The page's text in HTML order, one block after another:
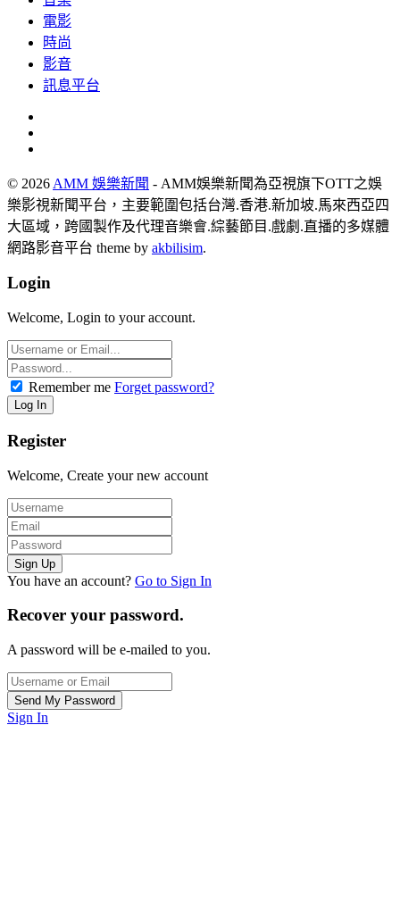
電影
時尚
影音
訊息平台
© 2026 AMM 娛樂新聞 - AMM娛樂新聞為亞視旗下OTT之娛
樂影視新聞平台，主要範圍包括台灣.香港.新加坡.馬來西亞四
大區域，跨國製作及代理音樂會.綜藝節目.戲劇.直播的多媒體
網路影音平台 theme by akbilisim.
Login
Welcome, Login to your account.
Remember me Forget password?
Register
Welcome, Create your new account
You have an account? Go to Sign In
Recover your password.
A password will be e-mailed to you.
Sign In